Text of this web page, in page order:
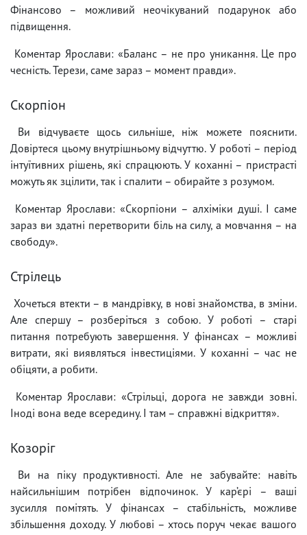
Фінансово – можливий неочікуваний подарунок або
підвищення.
Коментар Ярослави: «Баланс – не про уникання. Це про
чесність. Терези, саме зараз – момент правди».
Скорпіон
Ви відчуваєте щось сильніше, ніж можете пояснити.
Довіртеся цьому внутрішньому відчуттю. У роботі – період
інтуїтивних рішень, які спрацюють. У коханні – пристрасті
можуть як зцілити, так і спалити – обирайте з розумом.
Коментар Ярослави: «Скорпіони – алхіміки душі. І саме
зараз ви здатні перетворити біль на силу, а мовчання – на
свободу».
Стрілець
Хочеться втекти – в мандрівку, в нові знайомства, в зміни.
Але спершу – розберіться з собою. У роботі – старі
питання потребують завершення. У фінансах – можливі
витрати, які виявляться інвестиціями. У коханні – час не
обіцяти, а робити.
Коментар Ярослави: «Стрільці, дорога не завжди зовні.
Іноді вона веде всередину. І там – справжні відкриття».
Козоріг
Ви на піку продуктивності. Але не забувайте: навіть
найсильнішим потрібен відпочинок. У кар’єрі – ваші
зусилля помітять. У фінансах – стабільність, можливе
збільшення доходу. У любові – хтось поруч чекає вашого